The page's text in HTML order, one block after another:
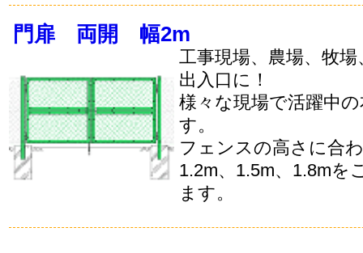
門扉 両開 幅2m
工事現場、農場、牧
出入口に！
様々な現場で活躍中
す。
フェンスの高さに合
1.2m、1.5m、1.8mを
ます。